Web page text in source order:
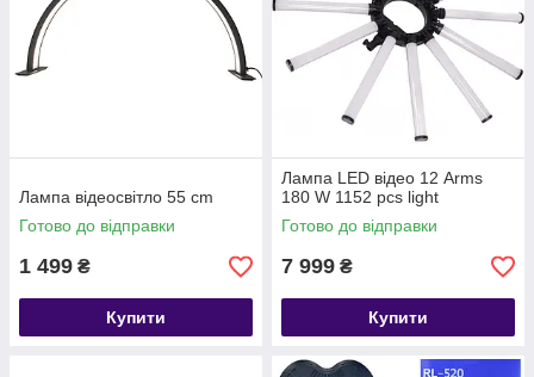
Лампа відеосвітло 55 cm
Готово до відправки
1 499 ₴
Купити
Лампа LED відео 12 Arms
180 W 1152 pcs light
Готово до відправки
7 999 ₴
Купити